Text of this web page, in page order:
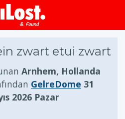
zwart etui zwart
Arnhem, Hollanda
GelreDome 31
2026 Pazar